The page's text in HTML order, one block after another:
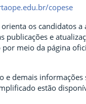
copese
os candidatos a
publicações e
meio da página
e demais informações
estão